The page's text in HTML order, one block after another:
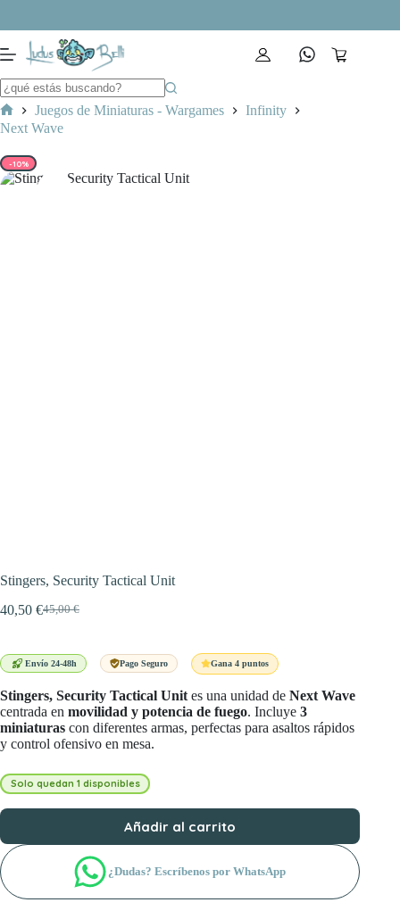
contenido
Carro
Inicio
Juegos de Miniaturas - Wargames
Infinity
Next Wave
-10%
Stingers, Security Tactical Unit
45,00€
El
era:
40,50 €El
es:
Envío 24-48h Pago Seguro Gana 4 puntos
Stingers, Security Tactical Unit es una unidad de Next Wave
centrada en movilidad y potencia de fuego. Incluye 3
miniaturas con diferentes armas, perfectas para asaltos rápidos
y control ofensivo en mesa.
Solo quedan 1 disponibles
Añadir al carrito
¿Dudas? Escríbenos por WhatsApp